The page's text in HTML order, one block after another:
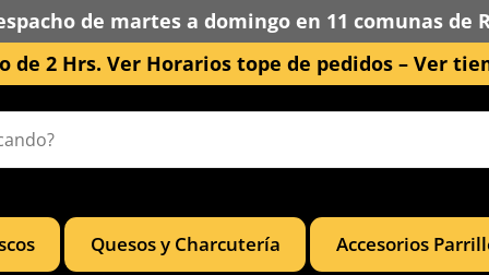
de martes a domingo en 11 comunas de
de 2 Hrs. Ver Horarios tope de pedidos – Ver
Quesos y Charcutería Accesorios